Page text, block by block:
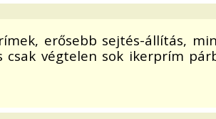
erősebb sejtés-állítás,
végtelen sok ikerprím